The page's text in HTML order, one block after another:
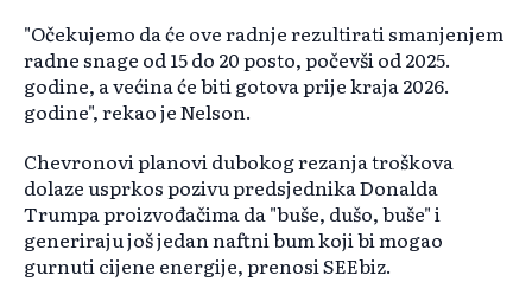
"Očekujemo da će ove radnje rezultirati smanjenjem
radne snage od 15 do 20 posto, počevši od 2025.
godine, a većina će biti gotova prije kraja 2026.
godine", rekao je Nelson.
Chevronovi planovi dubokog rezanja troškova
dolaze usprkos pozivu predsjednika Donalda
Trumpa proizvođačima da "buše, dušo, buše" i
generiraju još jedan naftni bum koji bi mogao
gurnuti cijene energije, prenosi SEEbiz.